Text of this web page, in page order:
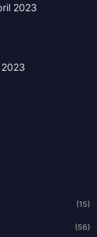
2023
(15)
(56)